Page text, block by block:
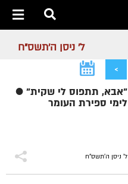
ל' ניסן ה׳תשס״ח
>
"אבא, תתפוס לי שקית" ●
לימי ספירת העומר
ל' ניסן ה׳תשס״ח